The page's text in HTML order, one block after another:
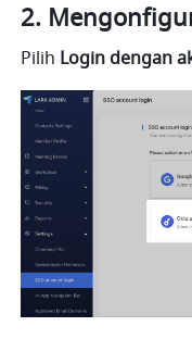
Pilih Login dengan